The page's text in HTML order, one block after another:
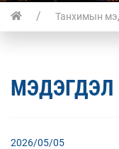
Танхимын
МЭДЭГДЭЛ
2026/05/05